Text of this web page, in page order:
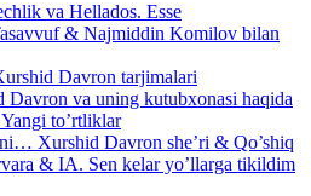
va Hellados. Esse
& Najmiddin Komilov bilan
Davron tarjimalari
va uning kutubxonasi haqida
to’rtliklar
Xurshid Davron she’ri & Qo’shiq
& IA. Sen kelar yo’llarga tikildim